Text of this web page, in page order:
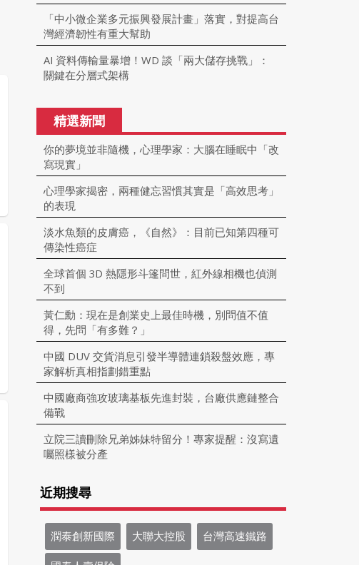
「中小微企業多元振興發展計畫」落實，對提高台
灣經濟韌性有重大幫助
AI 資料傳輸量暴增！WD 談「兩大儲存挑戰」：
關鍵在分層式架構
精選新聞
你的夢境並非隨機，心理學家：大腦在睡眠中「改
寫現實」
心理學家揭密，兩種健忘習慣其實是「高效思考」
的表現
淡水魚類的皮膚癌，《自然》：目前已知第四種可
傳染性癌症
全球首個 3D 熱隱形斗篷問世，紅外線相機也偵測
不到
黃仁勳：現在是創業史上最佳時機，別問值不值
得，先問「有多難？」
中國 DUV 交貨消息引發半導體連鎖殺盤效應，專
家解析真相指劃錯重點
中國廠商強攻玻璃基板先進封裝，台廠供應鏈整合
備戰
立院三讀刪除兄弟姊妹特留分！專家提醒：沒寫遺
囑照樣被分產
近期搜尋
潤泰創新國際 大聯大控股 台灣高速鐵路